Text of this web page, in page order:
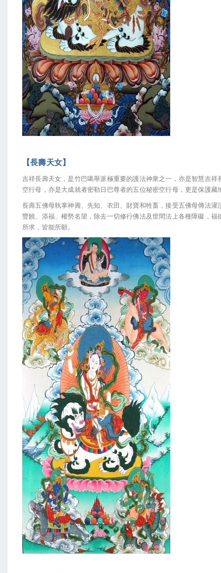
【長壽天女】
吉祥長壽天女，是竹巴噶舉派極重要的護法神衆之一，亦是智慧吉祥
空行母，亦是大成就者密勒日巴尊者的五位秘密空行母，更是保護
長壽五佛母執掌神壽、先知、衣田、財寶和牲畜，接受五佛母傳法灌
豐饒、添福、權勢名望，除去一切修行佛法及世間法上各種障礙，福
所求，皆能所願。